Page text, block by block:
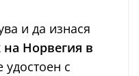
и да изнася
на Норвегия в
удостоен с